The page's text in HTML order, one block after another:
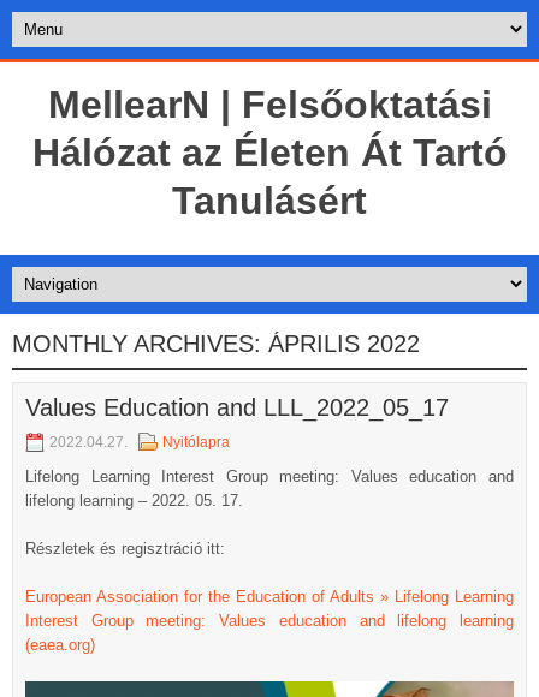
MellearN | Felsőoktatási
Hálózat az Életen Át Tartó
Tanulásért
MONTHLY ARCHIVES: ÁPRILIS 2022
Values Education and LLL_2022_05_17
2022.04.27. Nyitólapra
Lifelong Learning Interest Group meeting: Values education and
lifelong learning – 2022. 05. 17.
Részletek és regisztráció itt:
European Association for the Education of Adults » Lifelong Learning
Interest Group meeting: Values education and lifelong learning
(eaea.org)